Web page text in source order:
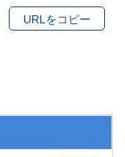
URLをコピー